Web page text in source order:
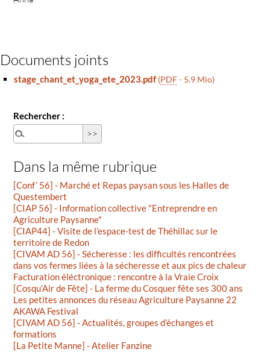
Documents joints
stage_chant_et_yoga_ete_2023.pdf (PDF- 5.9 Mio)
Rechercher :
Dans la même rubrique
[Conf’ 56] - Marché et Repas paysan sous les Halles de
Questembert
[CIAP 56] - Information collective "Entreprendre en
Agriculture Paysanne"
[CIAP44] - Visite de l’espace-test de Théhillac sur le
territoire de Redon
[CIVAM AD 56] - Sécheresse : les difficultés rencontrées
dans vos fermes liées à la sécheresse et aux pics de chaleur
Facturation éléctronique : rencontre à la Vraie Croix
[Cosqu’Air de Fête] - La ferme du Cosquer fête ses 300 ans
Les petites annonces du réseau Agriculture Paysanne 22
AKAWA Festival
[CIVAM AD 56] - Actualités, groupes d’échanges et
formations
[La Petite Manne] - Atelier Fanzine